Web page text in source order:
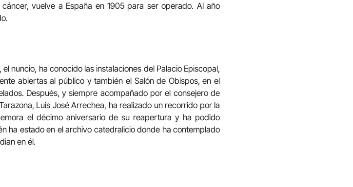
vuelve a España en 1905 para ser operado. Al año
nuncio, ha conocido las instalaciones del Palacio Episcopal,
abiertas al público y también el Salón de Obispos, en el
Después, y siempre acompañado por el consejero de
Luis José Arrechea, ha realizado un recorrido por la
el décimo aniversario de su reapertura y ha podido
ha estado en el archivo catedralicio donde ha contemplado
en él.